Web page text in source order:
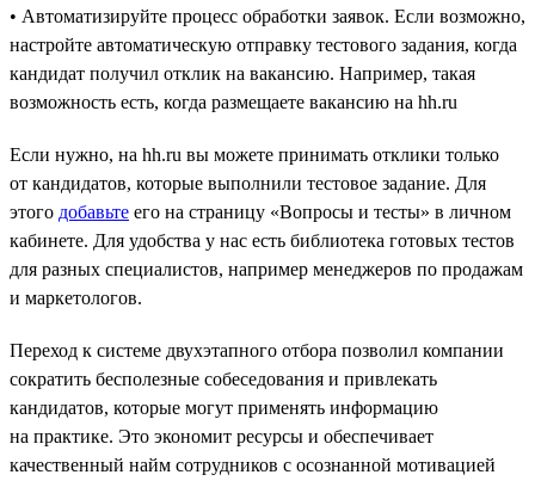
• Автоматизируйте процесс обработки заявок. Если возможно,
настройте автоматическую отправку тестового задания, когда
кандидат получил отклик на вакансию. Например, такая
возможность есть, когда размещаете вакансию на hh.ru
Если нужно, на hh.ru вы можете принимать отклики только
от кандидатов, которые выполнили тестовое задание. Для
этого добавьте его на страницу «Вопросы и тесты» в личном
кабинете. Для удобства у нас есть библиотека готовых тестов
для разных специалистов, например менеджеров по продажам
и маркетологов.
Переход к системе двухэтапного отбора позволил компании
сократить бесполезные собеседования и привлекать
кандидатов, которые могут применять информацию
на практике. Это экономит ресурсы и обеспечивает
качественный найм сотрудников с осознанной мотивацией